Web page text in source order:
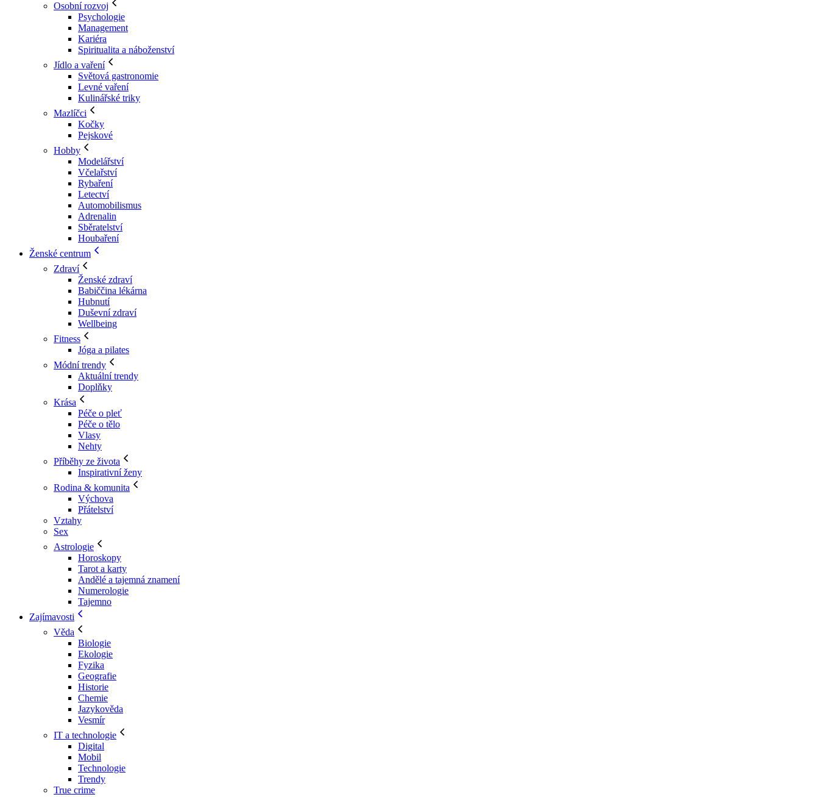
Osobní rozvoj
Psychologie
Management
Kariéra
Spiritualita a náboženství
Jídlo a vaření
Světová gastronomie
Levné vaření
Kulinářské triky
Mazlíčci
Kočky
Pejskové
Hobby
Modelářství
Včelařství
Rybaření
Letectví
Automobilismus
Adrenalin
Sběratelství
Houbaření
Ženské centrum
Zdraví
Ženské zdraví
Babiččina lékárna
Hubnutí
Duševní zdraví
Wellbeing
Fitness
Jóga a pilates
Módní trendy
Aktuální trendy
Doplňky
Krása
Péče o pleť
Péče o tělo
Vlasy
Nehty
Příběhy ze života
Inspirativní ženy
Rodina & komunita
Výchova
Přátelství
Vztahy
Sex
Astrologie
Horoskopy
Tarot a karty
Andělé a tajemná znamení
Numerologie
Tajemno
Zajímavosti
Věda
Biologie
Ekologie
Fyzika
Geografie
Historie
Chemie
Jazykověda
Vesmír
IT a technologie
Digital
Mobil
Technologie
Trendy
True crime